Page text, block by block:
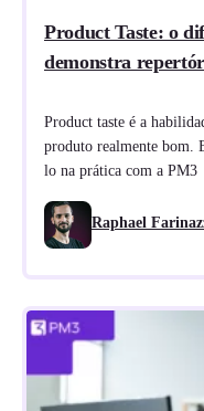
Product Taste: o
demonstra
Product taste é a
produto realmente bom.
lo na prática com a PM3
Raphael